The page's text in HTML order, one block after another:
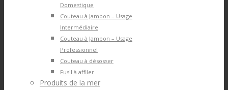
Domestique
Couteau à Jambon – Usage
Intermédiaire
Couteau à Jambon – Usage
Professionnel
Couteau à désosser
Fusil à affiler
Produits de la mer